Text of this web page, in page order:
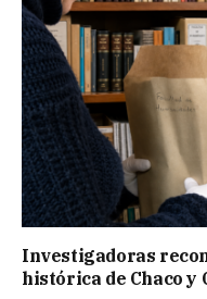
Investigadoras
histórica de Chaco y